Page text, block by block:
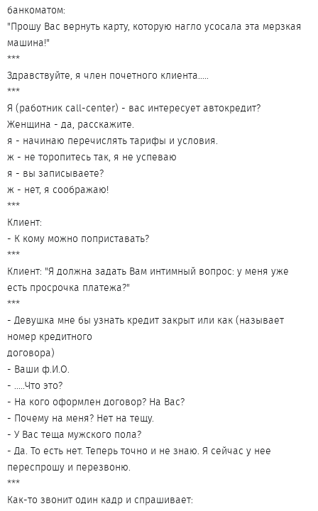
банкоматом:
"Прошу Вас вернуть карту, которую нагло усосала эта мерзкая
машина!"
***
Здравствуйте, я член почетного клиента.....
***
Я (работник call-center) - вас интересует автокредит?
Женщина - да, расскажите.
я - начинаю перечислять тарифы и условия.
ж - не торопитесь так, я не успеваю
я - вы записываете?
ж - нет, я соображаю!
***
Клиент:
- К кому можно поприставать?
***
Клиент: "Я должна задать Вам интимный вопрос: у меня уже
есть просрочка платежа?"
***
- Девушка мне бы узнать кредит закрыт или как (называет
номер кредитного
договора)
- Ваши ф.И.О.
- .....Что это?
- На кого оформлен договор? На Вас?
- Почему на меня? Нет на тещу.
- У Вас теща мужского пола?
- Да. То есть нет. Теперь точно и не знаю. Я сейчас у нее
переспрошу и перезвоню.
***
Как-то звонит один кадр и спрашивает: